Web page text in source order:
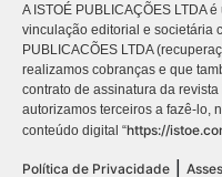
A ISTOÉ PUBLICAÇÕES LTDA
vinculação editorial e societária
PUBLICACÕES LTDA
realizamos cobranças e que
contrato de assinatura da
autorizamos terceiros a fazê-lo,
conteúdo digital “https://
Política de Privacidade